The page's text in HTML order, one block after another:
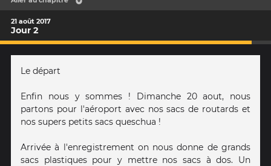
21 août 2017
Jour 2
Le départ
Enfin nous y sommes ! Dimanche 20 aout, nous
partons pour l'aéroport avec nos sacs de routards et
nos supers petits sacs queschua !
Arrivée à l'enregistrement on nous donne de grands
sacs plastiques pour y mettre nos sacs à dos. Un